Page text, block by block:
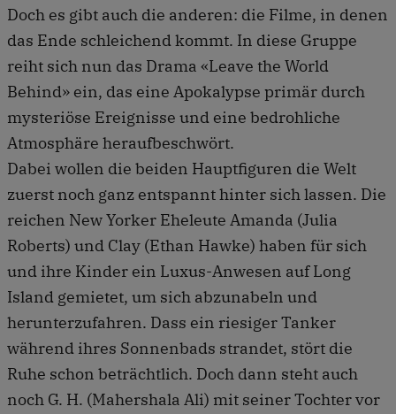
Doch es gibt auch die anderen: die Filme, in denen
das Ende schleichend kommt. In diese Gruppe
reiht sich nun das Drama «Leave the World
Behind» ein, das eine Apokalypse primär durch
mysteriöse Ereignisse und eine bedrohliche
Atmosphäre heraufbeschwört.
Dabei wollen die beiden Hauptfiguren die Welt
zuerst noch ganz entspannt hinter sich lassen. Die
reichen New Yorker Eheleute Amanda (Julia
Roberts) und Clay (Ethan Hawke) haben für sich
und ihre Kinder ein Luxus-Anwesen auf Long
Island gemietet, um sich abzunabeln und
herunterzufahren. Dass ein riesiger Tanker
während ihres Sonnenbads strandet, stört die
Ruhe schon beträchtlich. Doch dann steht auch
noch G. H. (Mahershala Ali) mit seiner Tochter vor